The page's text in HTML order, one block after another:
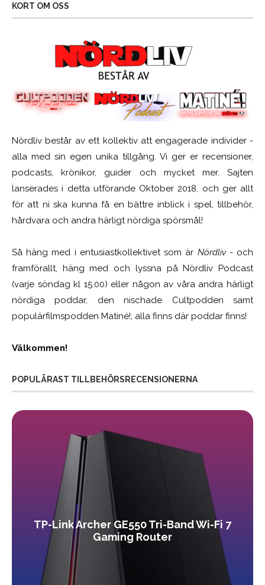
KORT OM OSS
Nördliv består av ett kollektiv att engagerade individer -
alla med sin egen unika tillgång. Vi ger er recensioner,
podcasts, krönikor, guider och mycket mer. Sajten
lanserades i detta utförande Oktober 2018, och ger allt
för att ni ska kunna få en bättre inblick i spel, tillbehör,
hårdvara och andra härligt nördiga spörsmål!
Så häng med i entusiastkollektivet som är Nördliv- och
framförallt, häng med och lyssna på Nördliv Podcast
(varje söndag kl 15.00) eller någon av våra andra härligt
nördiga poddar, den nischade Cultpodden samt
populärfilmspodden Matiné!; alla finns där poddar finns!
Välkommen!
POPULÄRAST TILLBEHÖRSRECENSIONERNA
TP-Link Archer GE550 Tri-Band Wi-Fi 7
Gaming Router